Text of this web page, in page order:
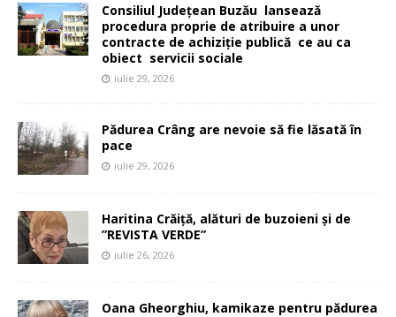
Consiliul Județean Buzău lansează
procedura proprie de atribuire a unor
contracte de achiziție publică ce au ca
obiect servicii sociale
iulie 29, 2026
Pădurea Crâng are nevoie să fie lăsată în
pace
iulie 29, 2026
Haritina Crăiță, alături de buzoieni și de
”REVISTA VERDE”
iulie 26, 2026
Oana Gheorghiu, kamikaze pentru pădurea